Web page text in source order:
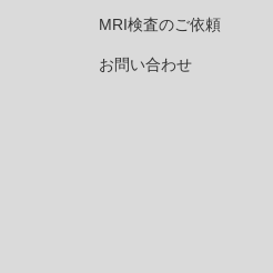
MRI検査のご依頼
お問い合わせ